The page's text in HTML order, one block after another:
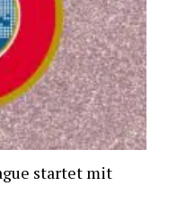
startet mit